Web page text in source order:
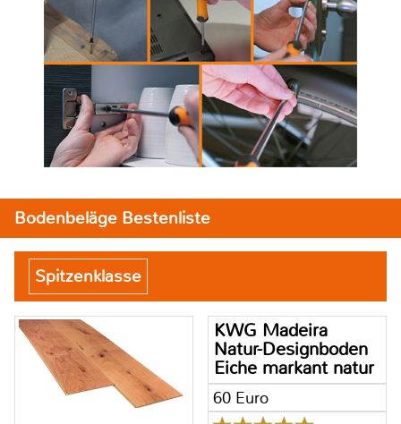
Bodenbeläge Bestenliste
Spitzenklasse
KWG Madeira
Natur-Designboden
Eiche markant natur
60 Euro